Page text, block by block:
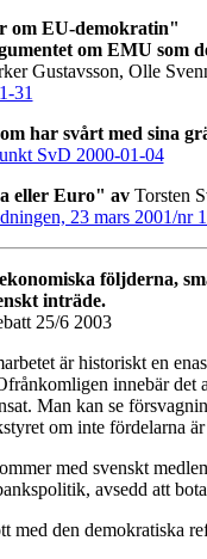
om EU-demokratin"
om EMU som
Gustavsson, Olle
31
har svårt med sina
SvD 2000-01-04
eller Euro" av Torsten
23 mars 2001/nr
följderna,
inträde.
25/6 2003
är historiskt en
innebär det
Man kan se
om inte fördelarna
med svenskt
avsedd att
med den demokratiska